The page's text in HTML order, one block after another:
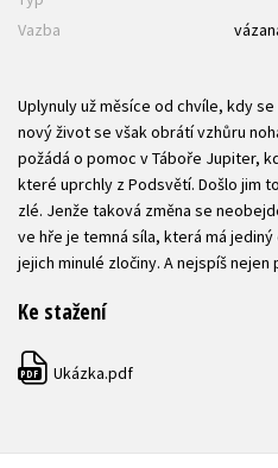
Vazba
Uplynuly už měsíce od chvíle, kdy
nový život se však obrátí vzhůru
požádá o pomoc v Táboře Jupiter,
které uprchly z Podsvětí. Došlo jim
zlé. Jenže taková změna se
ve hře je temná síla, která má
jejich minulé zločiny. A nejspíš nejen
Ke stažení
PDF Ukázka.pdf